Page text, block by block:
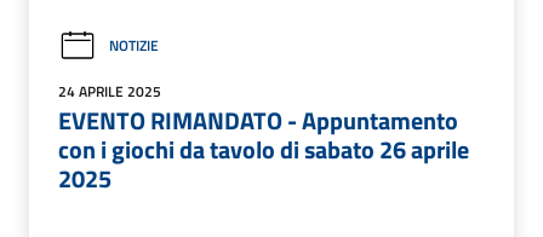
NOTIZIE
24 APRILE 2025
EVENTO RIMANDATO - Appuntamento
con i giochi da tavolo di sabato 26 aprile
2025